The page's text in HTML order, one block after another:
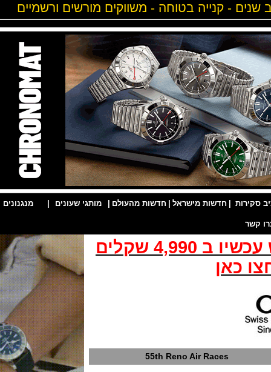
- קנייה בטוחה - משווקים מורשים ורשמיים
| חדשות מישראל | חדשות מהעולם | מותגי שעונים | מנגנונים |
שעון האוריס אקוויס החדש עכשיו ב 4,990 שקלים
55th Reno Air Races